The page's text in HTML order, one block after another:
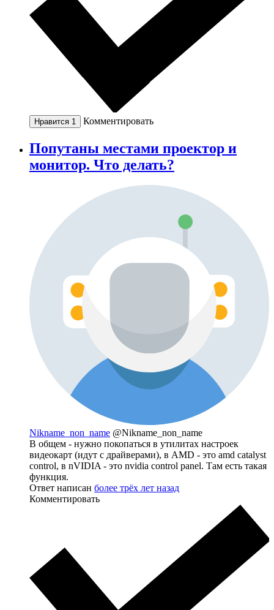
Нравится 1 Комментировать
Попутаны местами проектор и
монитор. Что делать?
Nikname_non_name @Nikname_non_name
В общем - нужно покопаться в утилитах настроек
видеокарт (идут с драйверами), в AMD - это amd catalyst
control, в nVIDIA - это nvidia control panel. Там есть такая
функция.
Ответ написан более трёх лет назад
Комментировать